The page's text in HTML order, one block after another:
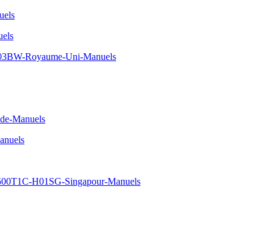
Royaume-Uni-Manuels
Manuels
H01SG-Singapour-Manuels